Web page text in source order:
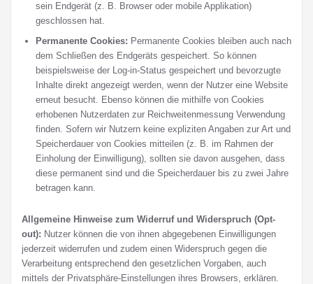
sein Endgerät (z. B. Browser oder mobile Applikation)
geschlossen hat.
Permanente Cookies: Permanente Cookies bleiben auch nach
dem Schließen des Endgeräts gespeichert. So können
beispielsweise der Log-in-Status gespeichert und bevorzugte
Inhalte direkt angezeigt werden, wenn der Nutzer eine Website
erneut besucht. Ebenso können die mithilfe von Cookies
erhobenen Nutzerdaten zur Reichweitenmessung Verwendung
finden. Sofern wir Nutzern keine expliziten Angaben zur Art und
Speicherdauer von Cookies mitteilen (z. B. im Rahmen der
Einholung der Einwilligung), sollten sie davon ausgehen, dass
diese permanent sind und die Speicherdauer bis zu zwei Jahre
betragen kann.
Allgemeine Hinweise zum Widerruf und Widerspruch (Opt-
out): Nutzer können die von ihnen abgegebenen Einwilligungen
jederzeit widerrufen und zudem einen Widerspruch gegen die
Verarbeitung entsprechend den gesetzlichen Vorgaben, auch
mittels der Privatsphäre-Einstellungen ihres Browsers, erklären.